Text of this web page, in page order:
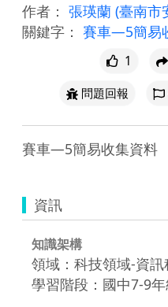
作者： 張瑛蘭 (臺南市
關鍵字： 賽車—5簡易
1
問題回報
資訊
知識架構
領域：科技領域-資訊
學習階段：國中7-9